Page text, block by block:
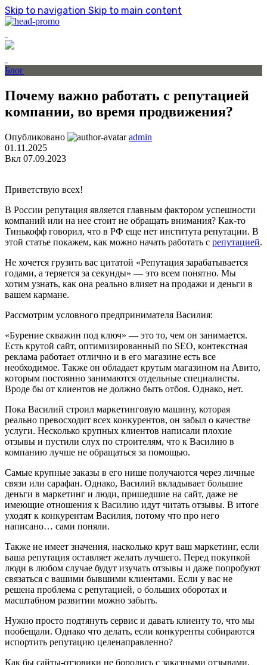
Skip to navigation Skip to main content
Блог
Почему важно работать с репутацией
компании, во время продвижения?
Опубликовано
admin
01.11.2025
Вкл 07.09.2023
Приветствую всех!
В России репутация является главным фактором успешности
компаний или на нее стоит не обращать внимания? Как-то
Тинькофф говорил, что в РФ еще нет института репутации. В
этой статье покажем, как можно начать работать с репутацией.
Не хочется грузить вас цитатой «Репутация зарабатывается
годами, а теряется за секунды» — это всем понятно. Мы
хотим узнать, как она реально влияет на продажи и деньги в
вашем кармане.
Рассмотрим условного предпринимателя Василия:
«Бурение скважин под ключ» — это то, чем он занимается.
Есть крутой сайт, оптимизированный по SEO, контекстная
реклама работает отлично и в его магазине есть все
необходимое. Также он обладает крутым магазином на Авито,
которым постоянно занимаются отдельные специалисты.
Вроде бы от клиентов не должно быть отбоя. Однако, нет.
Пока Василий строил маркетинговую машину, которая
реально превосходит всех конкурентов, он забыл о качестве
услуги. Несколько крупных клиентов написали плохие
отзывы и пустили слух по строителям, что к Василию в
компанию лучше не обращаться за помощью.
Самые крупные заказы в его нише получаются через личные
связи или сарафан. Однако, Василий вкладывает большие
деньги в маркетинг и люди, пришедшие на сайт, даже не
имеющие отношения к Василию идут читать отзывы. В итоге
уходят к конкурентам Василия, потому что про него
написано… сами поняли.
Также не имеет значения, насколько крут ваш маркетинг, если
ваша репутация оставляет желать лучшего. Перед покупкой
люди в любом случае будут изучать отзывы и даже попробуют
связаться с вашими бывшими клиентами. Если у вас не
решена проблема с репутацией, о больших оборотах и
масштабном развитии можно забыть.
Нужно просто подтянуть сервис и давать клиенту то, что мы
пообещали. Однако что делать, если конкуренты собираются
испортить репутацию целенаправленно?
Как бы сайты-отзовики не боролись с заказными отзывами,